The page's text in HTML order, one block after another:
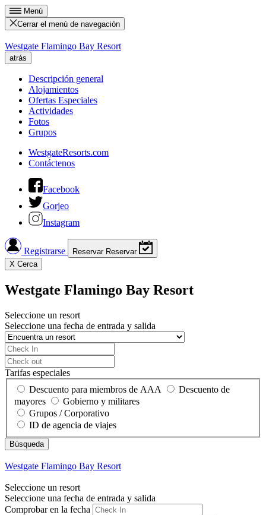
Menú
Cerrar el menú de navegación
Westgate Flamingo Bay Resort
atrás
Descripción general
Alojamientos
Ofertas Especiales
Actividades
Fotos
Grupos
WestgateResorts.com
Contáctenos
Facebook
Gorjeo
Instagram
Registrarse Reservar Reservar
X Cerca
Westgate Flamingo Bay Resort
Seleccione un resort
Seleccione una fecha de entrada y salida
Tarifas especiales
Descuento para miembros de AAA
Descuento de
mayores
Gobierno y militares
Grupos / Corporativo
ID de agencia de viajes
Westgate Flamingo Bay Resort
Seleccione un resort
Seleccione una fecha de entrada y salida
Comprobar en la fecha